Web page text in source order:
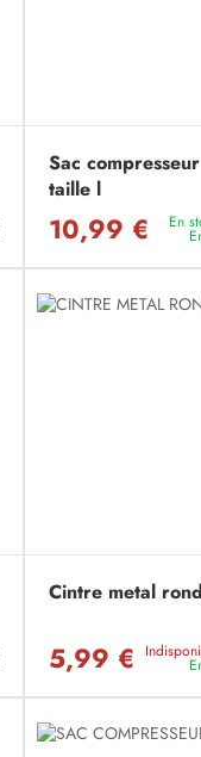
Sac
taille l
10,99 € En
Cintre metal
5,99 €